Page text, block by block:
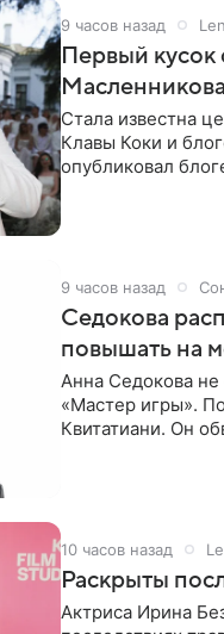
9 часов назад
Первый кусок
Стала известна
Клавы Коки и
опубликовал
9 часов назад
Седокова
повышать на
Анна Седокова
«Мастер игры».
Квитатиани. Он
10 часов назад
Раскрыты
Актриса Ирина